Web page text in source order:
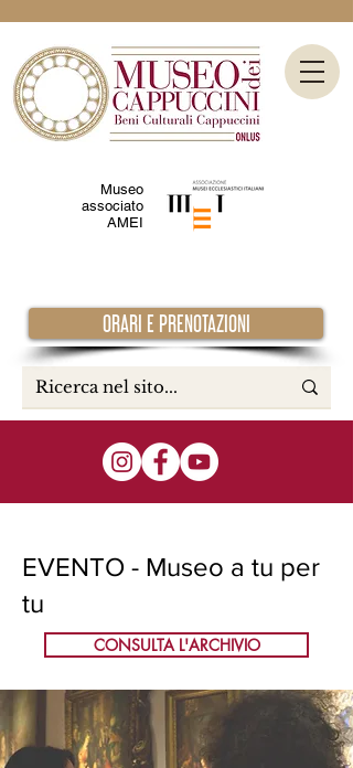
Museo
associato
AMEI
ORARI E PRENOTAZIONI
EVENTO - Museo a tu per
tu
CONSULTA L'ARCHIVIO